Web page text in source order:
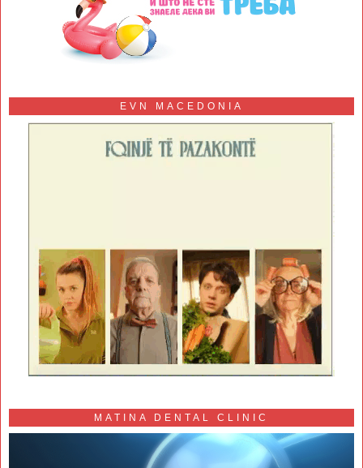
EVN MACEDONIA
MATINA DENTAL CLINIC